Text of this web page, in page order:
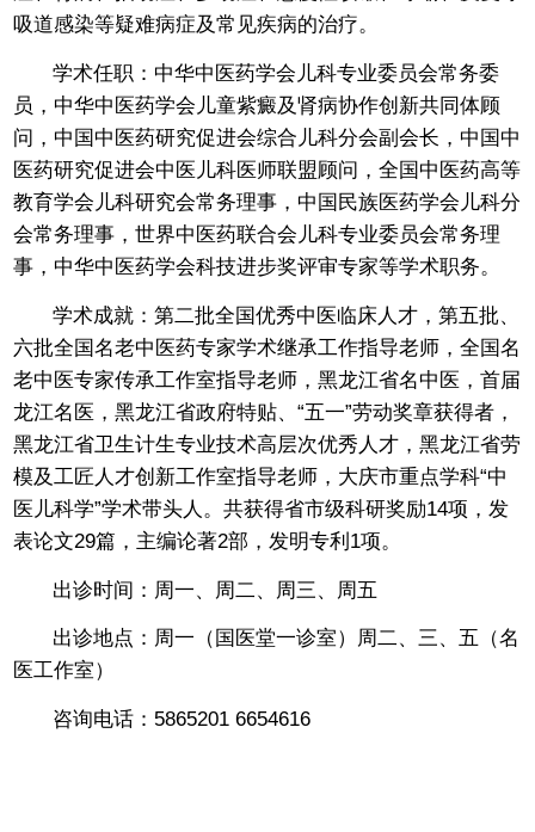
吸道感染等疑难病症及常见疾病的治疗。
学术任职： 中华中医药学会儿科专业委员会常务委
员，中华中医药学会儿童紫癜及肾病协作创新共同体顾
问，中国中医药研究促进会综合儿科分会副会长，中国中
医药研究促进会中医儿科医师联盟顾问，全国中医药高等
教育学会儿科研究会常务理事，中国民族医药学会儿科分
会常务理事，世界中医药联合会儿科专业委员会常务理
事，中华中医药学会科技进步奖评审专家等学术职务。
学术成就：第二批全国优秀中医临床人才，第五批、
六批全国名老中医药专家学术继承工作指导老师，全国名
老中医专家传承工作室指导老师，黑龙江省名中医，首届
龙江名医，黑龙江省政府特贴、“五一”劳动奖章获得者，
黑龙江省卫生计生专业技术高层次优秀人才，黑龙江省劳
模及工匠人才创新工作室指导老师，大庆市重点学科“中
医儿科学”学术带头人。共获得省市级科研奖励14项，发
表论文29篇，主编论著2部，发明专利1项。
出诊时间： 周一、周二、周三、周五
出诊地点： 周一（国医堂一诊室） 周二、三、五（名
医工作室）
咨询电话： 5865201 6654616